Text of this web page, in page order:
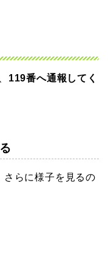
119番へ通報してく
らに様子を見るの